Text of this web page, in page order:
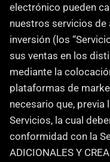
electrónico pueden
nuestros servicios
inversión (los
sus ventas en los
mediante la
plataformas de
necesario que,
Servicios, la cual
conformidad con la
ADICIONALES Y